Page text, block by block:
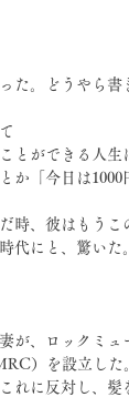
た。どうやら書
とができる人生
か「今日は1000
時、彼はもうこ
代にと、驚い
が、ロックミュ
）を設立した
れに反対し、